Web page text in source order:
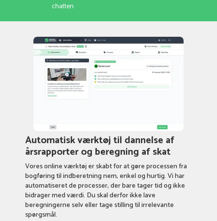
chatten
Automatisk værktøj til dannelse af
årsrapporter og beregning af skat
Vores online værktøj er skabt for at gøre processen fra
bogføring til indberetning nem, enkel og hurtig. Vi har
automatiseret de processer, der bare tager tid og ikke
bidrager med værdi. Du skal derfor ikke lave
beregningerne selv eller tage stilling til irrelevante
spørgsmål.